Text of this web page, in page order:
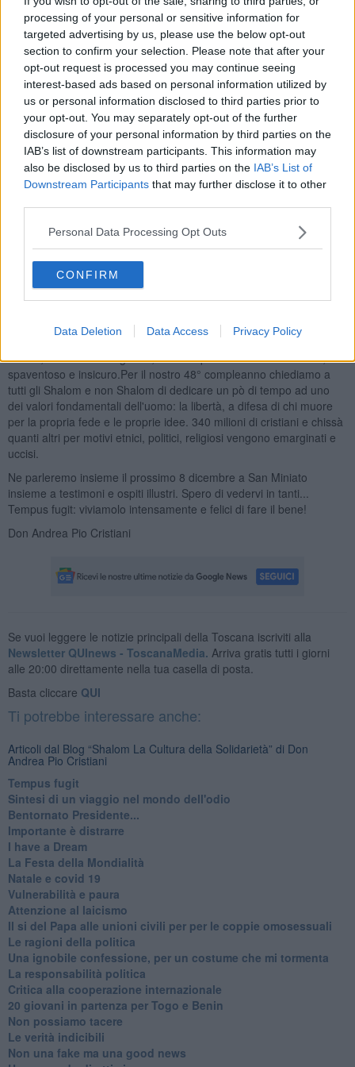
processing of your personal or sensitive information for
targeted advertising by us, please use the below opt-out
section to confirm your selection. Please note that after your
opt-out request is processed you may continue seeing
interest-based ads based on personal information utilized by
us or personal information disclosed to third parties prior to
your opt-out. You may separately opt-out of the further
disclosure of your personal information by third parties on the
IAB’s list of downstream participants. This information may
also be disclosed by us to third parties on the IAB’s List of
Downstream Participants that may further disclose it to other
Personal Data Processing Opt Outs
CONFIRM
Data Deletion Data Access Privacy Policy
nella pieve che elaborammo il nostro progetto di vita senza mai
distogliere lo sguardo da Gesù Cristo, vero suggeritore dei nostri
piani, per un mondo alternativo e come ci credevamo: il potere
come servizio, gli uomini fratelli e sorelle, tutti eguali, i più fragili al
primo posto e la pace come valore assoluto, fra di noi umani e con
il creato, la casa che ci accoglie.
Non ci fu teoria o dottrina, ma esperienza di accoglienza dei più
piccoli e fragili e scoperta del mondo con le sue bellezze, bruttezze
e contraddizioni. La terra che offre i suoi frutti per tutti, ma cibo per
pochi. Mancanza di scuole e salute ma detenzione di armi, forzieri
strapieni di ricchezza in mano di pochi e una moltitudine in crescita
di affamati e assetati...Cantieri di vita, gruppi, campeggi, incontri,
viaggi nel mondo e pellegrinaggi nei luoghi del dolore hanno
Migliaia di giovani vi sono passati e molti permangono fieri che
questa realtà viva sia frutto di tutti e ognuno ne è il fondatore. Non
si tratta di attenersi ad uno statuto formale, ma ad assumere un
nuovo stile di vita. Ci avviciniamo al mezzo secolo di vita felici
investito bene e ha dato frutti di vita a migliaia e migliaia di esseri
umani con i quali insieme a tanti abbiamo condiviso acqua, cibo,
scuola, sanità e valori grandi, senza i quali il mondo si fa brutto,
spaventoso e insicuro.Per il nostro 48° compleanno chiediamo a
tutti gli Shalom e non Shalom di dedicare un pò di tempo ad uno
dei valori fondamentali dell'uomo: la libertà, a difesa di chi muore
per la propria fede e le proprie idee. 340 milioni di cristiani e chissà
quanti altri per motivi etnici, politici, religiosi vengono emarginati e
uccisi.
Ne parleremo insieme il prossimo 8 dicembre a San Miniato
insieme a testimoni e ospiti illustri. Spero di vedervi in tanti...
Tempus fugit: viviamolo intensamente e felici di fare il bene!
Don Andrea Pio Cristiani
Se vuoi leggere le notizie principali della Toscana iscriviti alla
Newsletter QUInews - ToscanaMedia. Arriva gratis tutti i giorni
alle 20:00 direttamente nella tua casella di posta.
Basta cliccare QUI
Ti potrebbe interessare anche:
Articoli dal Blog “Shalom La Cultura della Solidarietà” di Don
Andrea Pio Cristiani
​Tempus fugit
​Sintesi di un viaggio nel mondo dell'odio
Bentornato Presidente...
Importante è distrarre
​I have a Dream
La Festa della Mondialità
Natale e covid 19
Vulnerabilità e paura
Attenzione al laicismo
Il si del Papa alle unioni civili per per le coppie omosessuali
Le ragioni della politica
​Una ignobile confessione, per un costume che mi tormenta
La responsabilità politica
Critica alla cooperazione internazionale
20 giovani in partenza per Togo e Benin
​Non possiamo tacere
​Le verità indicibili
Non una fake ma una good news